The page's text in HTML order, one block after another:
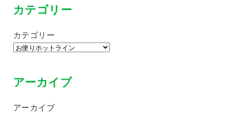
カテゴリー
カテゴリー
アーカイブ
アーカイブ